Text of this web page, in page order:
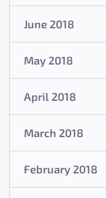
June 2018
May 2018
April 2018
March 2018
February 2018